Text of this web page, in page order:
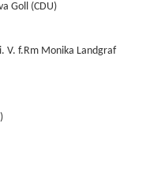
Goll (CDU)
V. f.Rm Monika Landgraf